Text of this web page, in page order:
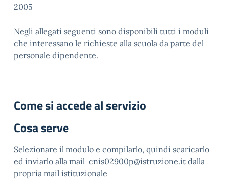
2005
Negli allegati seguenti sono disponibili tutti i moduli
che interessano le richieste alla scuola da parte del
personale dipendente.
Come si accede al servizio
Cosa serve
Selezionare il modulo e compilarlo, quindi scaricarlo
ed inviarlo alla mail cnis02900p@istruzione.it dalla
propria mail istituzionale